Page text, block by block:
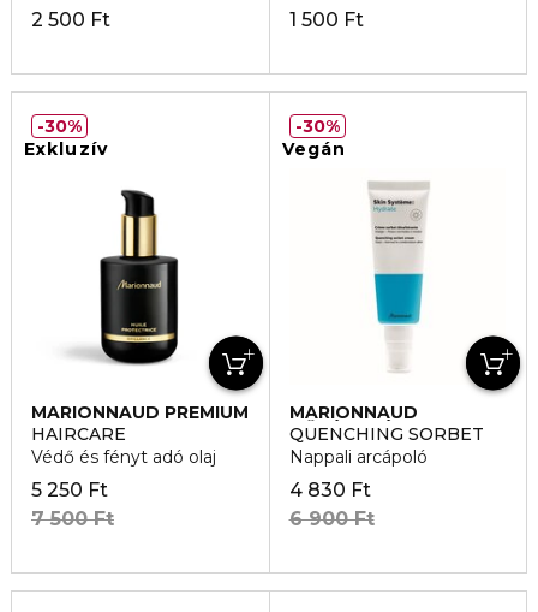
2 500 Ft 1 500 Ft
Exkluzív
MARIONNAUD PREMIUM
HAIR CARE
HAIRCARE
Védő és fényt adó olaj
5 250 Ft
7 500 Ft
30%
Vegán
MARIONNAUD
BŐRÁPOLÁS
QUENCHING SORBET
Nappali arcápoló
4 830 Ft
6 900 Ft
30%